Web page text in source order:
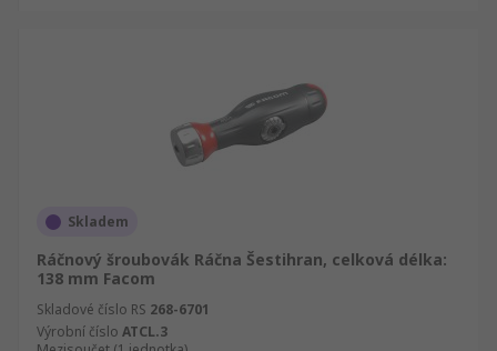
Skladem
Ráčnový šroubovák Ráčna Šestihran, celková délka:
138 mm Facom
Skladové číslo RS 268-6701
Výrobní číslo ATCL.3